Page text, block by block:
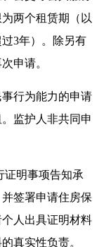
两个租赁期（以
3年）。除另有
申请。
行为能力的申请
监护人非共同申
明事项告知承
签署申请住房保
人出具证明材料
真实性负责。